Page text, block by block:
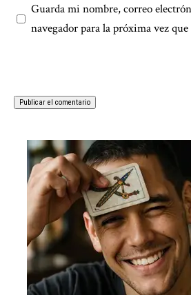
Guarda mi nombre, correo
navegador para la próxima vez